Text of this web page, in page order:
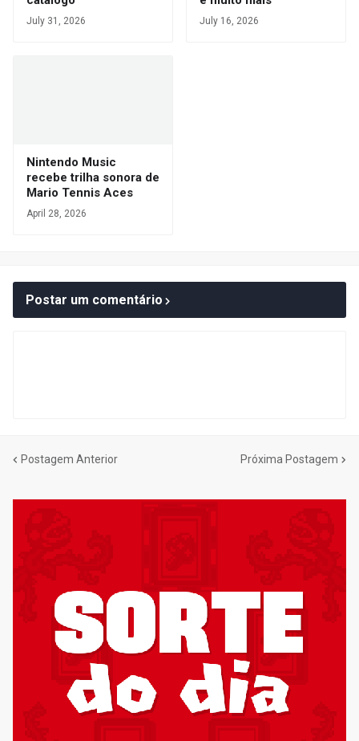
July 31, 2026 July 16, 2026
Nintendo Music
recebe trilha sonora de
Mario Tennis Aces
April 28, 2026
Postar um comentário
Postagem Anterior Próxima Postagem